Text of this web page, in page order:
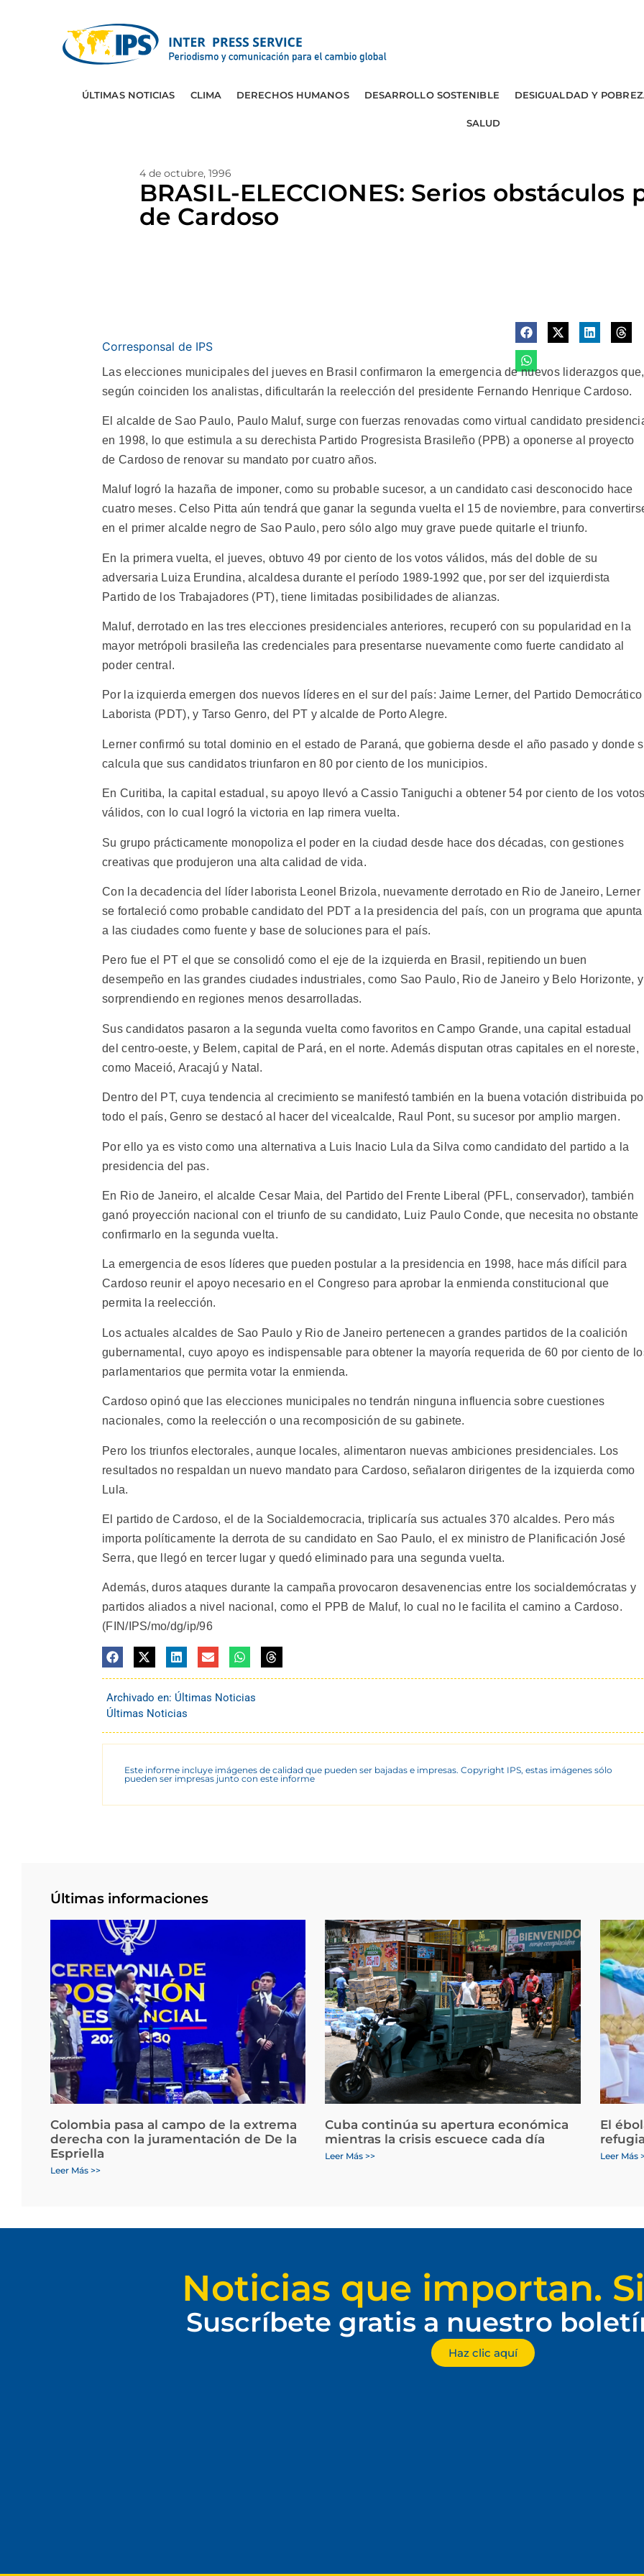
ÚLTIMAS NOTICIAS CLIMA DERECHOS HUMANOS DESARROLLO SOSTENIBLE DESIGUALDAD Y
SALUD
4 de octubre, 1996
BRASIL-ELECCIONES: Serios
de Cardoso
Corresponsal de IPS
Las elecciones municipales del jueves en Brasil confirmaron la emergencia de nuevos liderazgos que,
según coinciden los analistas, dificultarán la reelección del presidente Fernando Henrique Cardoso.
El alcalde de Sao Paulo, Paulo Maluf, surge con fuerzas renovadas como virtual candidato
en 1998, lo que estimula a su derechista Partido Progresista Brasileño (PPB) a oponerse al proyecto
de Cardoso de renovar su mandato por cuatro años.
Maluf logró la hazaña de imponer, como su probable sucesor, a un candidato casi desconocido hace
cuatro meses. Celso Pitta aún tendrá que ganar la segunda vuelta el 15 de noviembre, para
en el primer alcalde negro de Sao Paulo, pero sólo algo muy grave puede quitarle el triunfo.
En la primera vuelta, el jueves, obtuvo 49 por ciento de los votos válidos, más del doble de su
adversaria Luiza Erundina, alcaldesa durante el período 1989-1992 que, por ser del izquierdista
Partido de los Trabajadores (PT), tiene limitadas posibilidades de alianzas.
Maluf, derrotado en las tres elecciones presidenciales anteriores, recuperó con su popularidad en la
mayor metrópoli brasileña las credenciales para presentarse nuevamente como fuerte candidato al
poder central.
Por la izquierda emergen dos nuevos líderes en el sur del país: Jaime Lerner, del Partido Democrático
Laborista (PDT), y Tarso Genro, del PT y alcalde de Porto Alegre.
Lerner confirmó su total dominio en el estado de Paraná, que gobierna desde el año pasado y donde
calcula que sus candidatos triunfaron en 80 por ciento de los municipios.
En Curitiba, la capital estadual, su apoyo llevó a Cassio Taniguchi a obtener 54 por ciento de los
válidos, con lo cual logró la victoria en lap rimera vuelta.
Su grupo prácticamente monopoliza el poder en la ciudad desde hace dos décadas, con gestiones
creativas que produjeron una alta calidad de vida.
Con la decadencia del líder laborista Leonel Brizola, nuevamente derrotado en Rio de Janeiro, Lerner
se fortaleció como probable candidato del PDT a la presidencia del país, con un programa que apunta
a las ciudades como fuente y base de soluciones para el país.
Pero fue el PT el que se consolidó como el eje de la izquierda en Brasil, repitiendo un buen
desempeño en las grandes ciudades industriales, como Sao Paulo, Rio de Janeiro y Belo Horizonte, y
sorprendiendo en regiones menos desarrolladas.
Sus candidatos pasaron a la segunda vuelta como favoritos en Campo Grande, una capital estadual
del centro-oeste, y Belem, capital de Pará, en el norte. Además disputan otras capitales en el noreste,
como Maceió, Aracajú y Natal.
Dentro del PT, cuya tendencia al crecimiento se manifestó también en la buena votación distribuida
todo el país, Genro se destacó al hacer del vicealcalde, Raul Pont, su sucesor por amplio margen.
Por ello ya es visto como una alternativa a Luis Inacio Lula da Silva como candidato del partido a la
presidencia del pas.
En Rio de Janeiro, el alcalde Cesar Maia, del Partido del Frente Liberal (PFL, conservador), también
ganó proyección nacional con el triunfo de su candidato, Luiz Paulo Conde, que necesita no obstante
confirmarlo en la segunda vuelta.
La emergencia de esos líderes que pueden postular a la presidencia en 1998, hace más difícil para
Cardoso reunir el apoyo necesario en el Congreso para aprobar la enmienda constitucional que
permita la reelección.
Los actuales alcaldes de Sao Paulo y Rio de Janeiro pertenecen a grandes partidos de la coalición
gubernamental, cuyo apoyo es indispensable para obtener la mayoría requerida de 60 por ciento de
parlamentarios que permita votar la enmienda.
Cardoso opinó que las elecciones municipales no tendrán ninguna influencia sobre cuestiones
nacionales, como la reelección o una recomposición de su gabinete.
Pero los triunfos electorales, aunque locales, alimentaron nuevas ambiciones presidenciales. Los
resultados no respaldan un nuevo mandato para Cardoso, señalaron dirigentes de la izquierda como
Lula.
El partido de Cardoso, el de la Socialdemocracia, triplicaría sus actuales 370 alcaldes. Pero más
importa políticamente la derrota de su candidato en Sao Paulo, el ex ministro de Planificación José
Serra, que llegó en tercer lugar y quedó eliminado para una segunda vuelta.
Además, duros ataques durante la campaña provocaron desavenencias entre los socialdemócratas y
partidos aliados a nivel nacional, como el PPB de Maluf, lo cual no le facilita el camino a Cardoso.
(FIN/IPS/mo/dg/ip/96
Archivado en: Últimas Noticias
Últimas Noticias
Este informe incluye imágenes de calidad que pueden ser bajadas e impresas. Copyright IPS, estas imágenes sólo
pueden ser impresas junto con este informe
Últimas informaciones
Colombia pasa al campo de la extrema
derecha con la juramentación de De la
Espriella
Leer Más >>
Cuba continúa su apertura económica
mientras la crisis escuece cada día
Leer Más >>
El
Leer Más
Noticias que importan.
Suscríbete gratis a nuestro
Haz clic aquí